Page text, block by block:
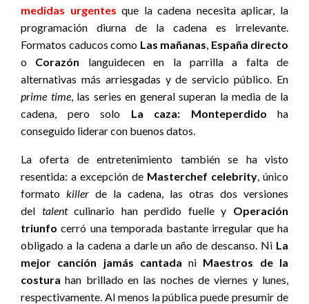
medidas urgentes que la cadena necesita aplicar, la
programación diurna de la cadena es irrelevante.
Formatos caducos como Las mañanas España directo
o Corazón languidecen en la parrilla a falta de
alternativas más arriesgadas y de servicio público. En
prime time, las series en general superan la media de la
cadena, pero solo La caza: Monteperdido ha
conseguido liderar con buenos datos.
La oferta de entretenimiento también se ha visto
resentida: a excepción de Masterchef celebrity , único
formato killer de la cadena, las otras dos versiones
del talentculinario han perdido fuelle y Operación
triunfo cerró una temporada bastante irregular que ha
obligado a la cadena a darle un año de descanso. Ni La
mejor canción jamás cantada ni Maestros de la
costura han brillado en las noches de viernes y lunes,
respectivamente. Al menos la pública puede presumir de